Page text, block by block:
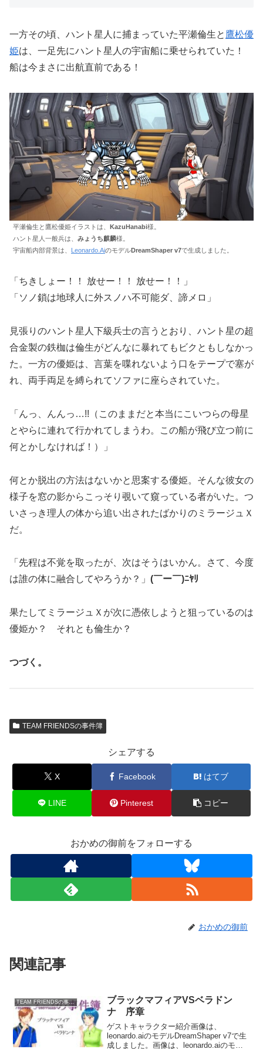
一方その頃、ハント星人に捕まっていた平瀬倫生と 鷹松優
姫は、一足先にハント星人の宇宙船に乗せられていた！
船は今まさに出航直前である！
平瀬倫生と鷹松優姫イラストは、 KazuHanabi様。
ハント星人一般兵は、 みょうち麒麟様。
宇宙船内部背景は、
Leonardo.AiのモデルDreamShaper v7で生成しました。
「ちきしょー！！ 放せー！！ 放せー！！」
「ソノ鎖は地球人に外スノハ不可能ダ、諦メロ」
見張りのハント星人下級兵士の言うとおり、ハント星の超
合金製の鉄枷は倫生がどんなに暴れてもビクともしなかっ
た。一方の優姫は、言葉を喋れないよう口をテープで塞が
れ、両手両足を縛られてソファに座らされていた。
「んっ、んんっ…!!（このままだと本当にこいつらの母星
とやらに連れて行かれてしまうわ。この船が飛び立つ前に
何とかしなければ！）」
何とか脱出の方法はないかと思案する優姫。そんな彼女の
様子を窓の影からこっそり覗いて窺っている者がいた。つ
いさっき理人の体から追い出されたばかりのミラージュＸ
だ。
「先程は不覚を取ったが、次はそうはいかん。さて、今度
は誰の体に融合してやろうか？」 (￣ー￣)ﾆﾔﾘ
果たしてミラージュＸが次に憑依しようと狙っているのは
優姫か？ それとも倫生か？
つづく。
TEAM FRIENDSの事件簿
シェアする
X Facebook はてブ
LINE Pinterest コピー
おかめの御前をフォローする
おかめの御前
関連記事
TEAM FRIENDSの事件簿
ブラックマフィアVSベラドン
ナ 序章
ゲストキャラクター紹介画像は、
leonardo.aiのモデルDreamShaper v7で生
成しました。画像は、leonardo.aiのモデ